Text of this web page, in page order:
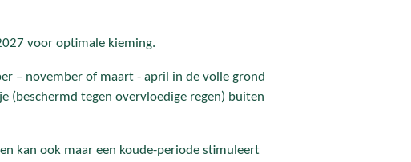
voor optimale kieming.
– november of maart - april in de volle grond
(beschermd tegen overvloedige regen) buiten
kan ook maar een koude-periode stimuleert